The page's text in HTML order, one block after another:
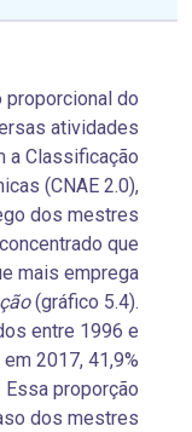
proporcional do
atividades
a Classificação
(CNAE 2.0),
dos mestres
que
mais emprega
(gráfico 5.4).
entre 1996 e
2017, 41,9%
Essa proporção
dos mestres